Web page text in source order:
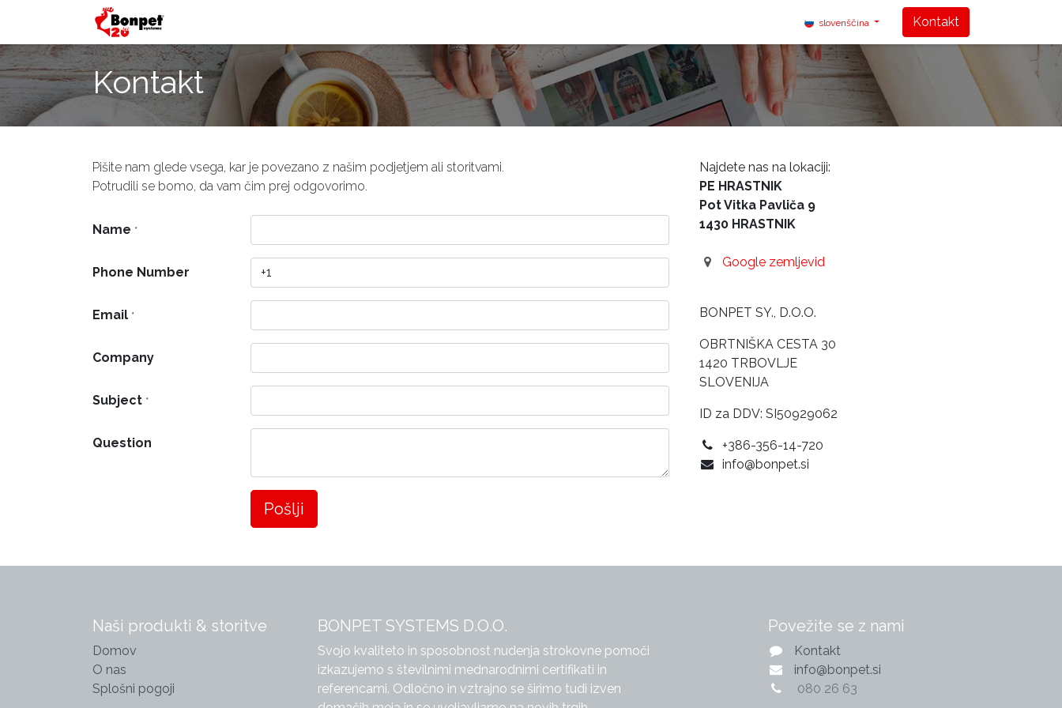
slovenščina Kontakt
Kontakt
Pišite nam glede vsega, kar je povezano z našim podjetjem ali storitvami.
Potrudili se bomo, da vam čim prej odgovorimo.
Name *
Phone Number
Email *
Company
Subject *
Question
Pošlji
Najdete nas na lokaciji:
PE HRASTNIK
Pot Vitka Pavliča 9
1430 HRASTNIK
Google zemljevid
BONPET SY., D.O.O.
OBRTNIŠKA CESTA 30
1420 TRBOVLJE
SLOVENIJA
ID za DDV: SI50929062
+386-356-14-720
info@bonpet.si
Naši produkti & storitve
Domov
O nas
Splošni pogoji
BONPET SYSTEMS D.O.O.
Svojo kvaliteto in sposobnost nudenja strokovne pomoči
izkazujemo s številnimi mednarodnimi certifikati in
referencami. Odločno in vztrajno se širimo tudi izven
Povežite se z nami
Kontakt
info@bonpet.si
080 26 63